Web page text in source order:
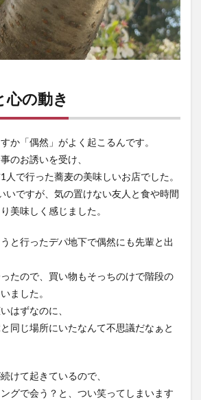
心の動き
か「偶然」がよく起こるんです。
のお誘いを受け、
人で行った蕎麦の美味しいお店でした。
いですが、気の置けない友人と食や時間
美味しく感じました。
と行ったデパ地下で偶然にも先輩と出
たので、買い物もそっちのけで階段の
ました。
はずなのに、
同じ場所にいたなんて不思議だなぁと
けて起きているので、
グで会う？と、つい笑ってしまいます